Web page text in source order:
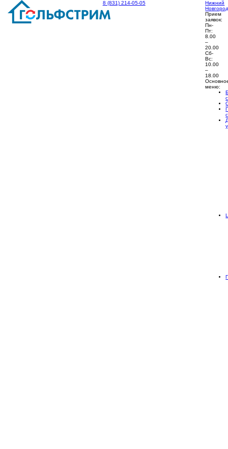
8 (831) 214-05-05
Нижний
Прием
заявок:
Пн-
Пт:
8.00
–
20.00
Сб-
Вс:
10.00
–
18.00
меню: